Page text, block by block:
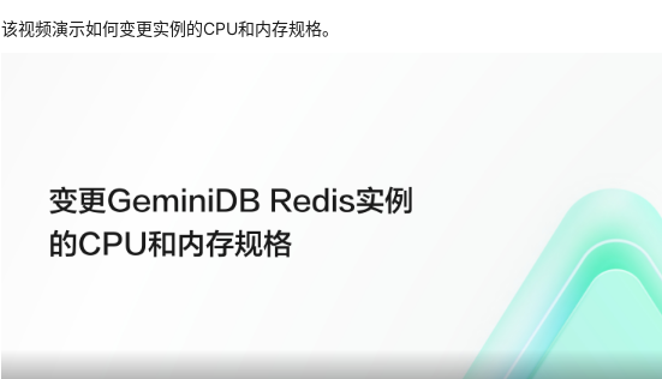
该视频演示如何变更实例的CPU和内存规格。